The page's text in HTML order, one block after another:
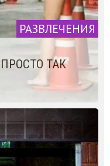
РАЗВЛЕЧЕНИЯ
ТАК